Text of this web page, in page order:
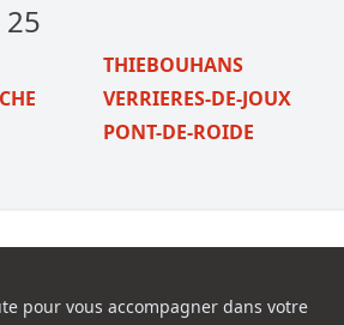
THIEBOUHANS
VERRIERES-DE-JOUX
PONT-DE-ROIDE
pour vous accompagner dans votre